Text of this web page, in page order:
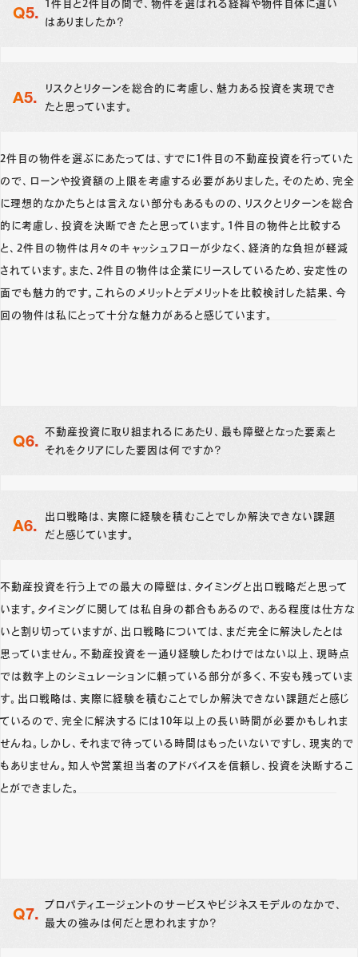
1件目と2件目の間で、物件を選ばれる経緯や物件自体に違い
はありましたか？
リスクとリターンを総合的に考慮し、魅力ある投資を実現でき
たと思っています。
2件目の物件を選ぶにあたっては、すでに1件目の不動産投資を行っていた
ので、ローンや投資額の上限を考慮する必要がありました。そのため、完全
に理想的なかたちとは言えない部分もあるものの、リスクとリターンを総合
的に考慮し、投資を決断できたと思っています。1件目の物件と比較する
と、2件目の物件は月々のキャッシュフローが少なく、経済的な負担が軽減
されています。また、2件目の物件は企業にリースしているため、安定性の
面でも魅力的です。これらのメリットとデメリットを比較検討した結果、今
回の物件は私にとって十分な魅力があると感じています。
不動産投資に取り組まれるにあたり、最も障壁となった要素と
それをクリアにした要因は何ですか？
出口戦略は、実際に経験を積むことでしか解決できない課題
だと感じています。
不動産投資を行う上での最大の障壁は、タイミングと出口戦略だと思って
います。タイミングに関しては私自身の都合もあるので、ある程度は仕方な
いと割り切っていますが、出口戦略については、まだ完全に解決したとは
思っていません。不動産投資を一通り経験したわけではない以上、現時点
では数字上のシミュレーションに頼っている部分が多く、不安も残っていま
す。出口戦略は、実際に経験を積むことでしか解決できない課題だと感じ
ているので、完全に解決するには10年以上の長い時間が必要かもしれま
せんね。しかし、それまで待っている時間はもったいないですし、現実的で
もありません。知人や営業担当者のアドバイスを信頼し、投資を決断するこ
とができました。
プロパティエージェントのサービスやビジネスモデルのなかで、
最大の強みは何だと思われますか？